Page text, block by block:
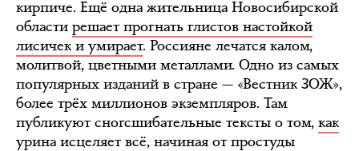
кирпиче. Ещё одна жительница Новосибирской
области решает прогнать глистов настойкой
лисичек и умирает. Россияне лечатся калом,
молитвой, цветными металлами. Одно из самых
популярных изданий в стране — «Вестник ЗОЖ»,
более трёх миллионов экземпляров. Там
публикуют сногсшибательные тексты о том, как
урина исцеляет всё, начиная от простуды